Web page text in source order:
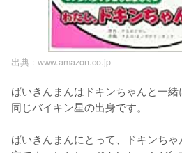
出典 : www.amazon.co.jp
ばいきんまんはドキンちゃんと一
同じバイキン星の出身です。
ばいきんまんにとって、ドキンち